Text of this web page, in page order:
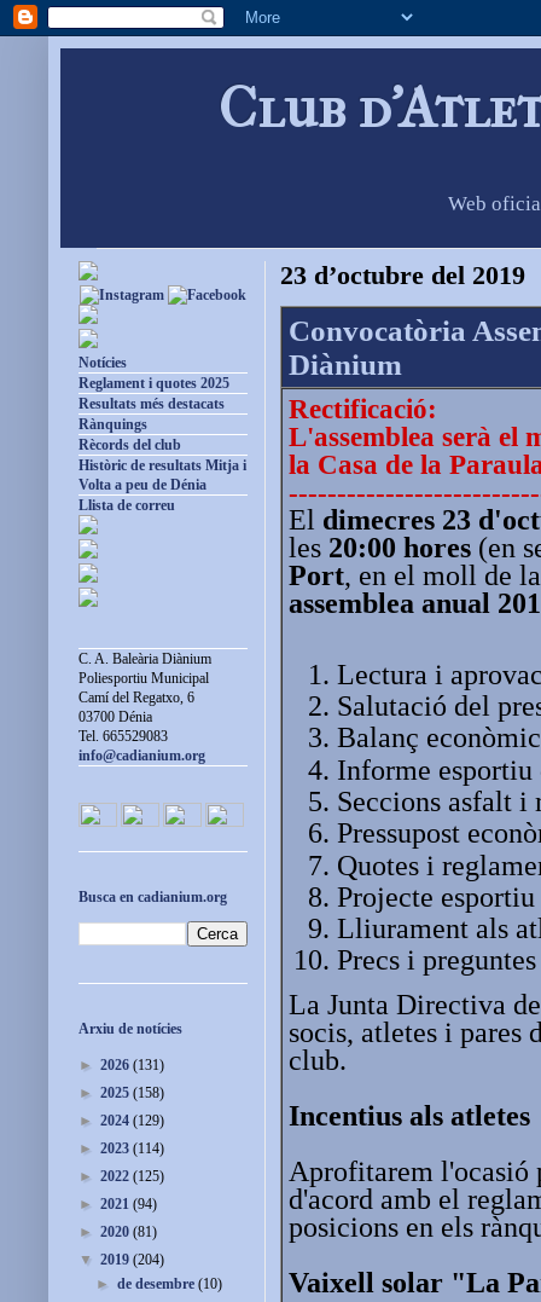
Club
Web
23 d’octubre del 2019
Convocatòria
Diànium
Rectificació:
L'assemblea serà el
la Casa de la
El dimecres 23
les 20:00 hores (en
Port, en el moll de
assemblea anual
Lectura i
Salutació del
Balanç
Informe esportiu
Seccions asfalt i
Pressupost
Quotes i
Projecte
Lliurament als
Precs i preguntes
La Junta Directiva
socis, atletes i pares
club.
Incentius als atletes
Aprofitarem l'ocasió
d'acord amb el
posicions en els
Vaixell solar "La
Notícies
Reglament i quotes 2025
Resultats més destacats
Rànquings
Rècords del club
Històric de resultats Mitja i
Volta a peu de Dénia
Llista de correu
C. A. Baleària Diànium
Poliesportiu Municipal
Camí del Regatxo, 6
03700 Dénia
Tel. 665529083
info@cadianium.org
Busca en cadianium.org
Arxiu de notícies
► 2026 (131)
► 2025 (158)
► 2024 (129)
► 2023 (114)
► 2022 (125)
► 2021 (94)
► 2020 (81)
▼ 2019 (204)
►de desembre(10)